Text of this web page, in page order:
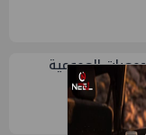
العمومية